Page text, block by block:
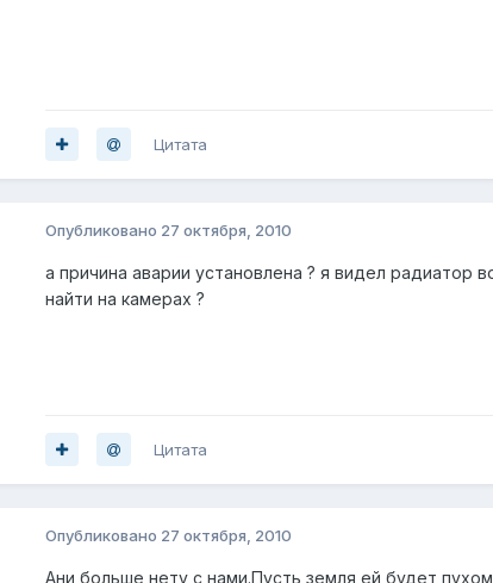
Цитата
Опубликовано 27 октября, 2010
а причина аварии установлена ? я видел радиатор
найти на камерах ?
Цитата
Опубликовано 27 октября, 2010
Ани больше нету с нами.Пусть земля ей будет